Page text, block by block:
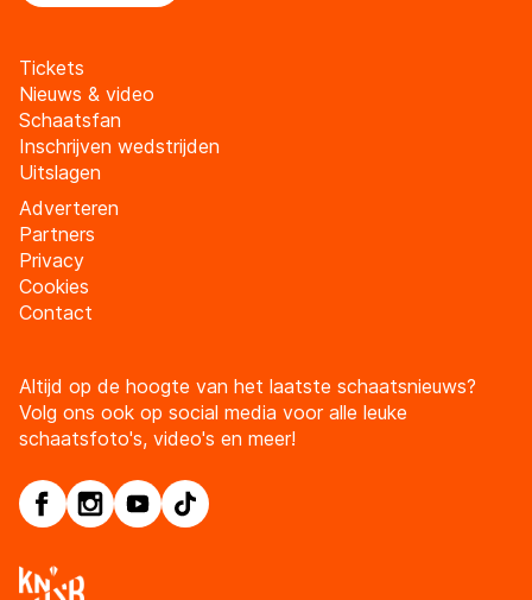
Tickets
Nieuws & video
Schaatsfan
Inschrijven wedstrijden
Uitslagen
Adverteren
Partners
Privacy
Cookies
Contact
Altijd op de hoogte van het laatste schaatsnieuws?
Volg ons ook op social media voor alle leuke
schaatsfoto's, video's en meer!